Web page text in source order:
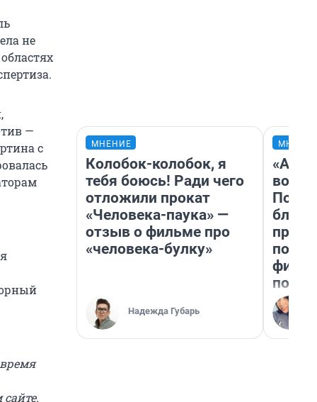
не
—
с
МНЕНИЕ
Колобок-колобок, я
тебя боюсь! Ради чего
отложили прокат
«Человека-паука» —
отзыв о фильме про
«человека-булку»
Надежда Губарь
вот